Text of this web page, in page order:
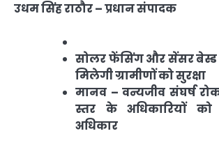
उधम सिंह राठौर – प्रधान संपादक
सोलर फेंसिंग और सेंसर बेस्ड
मिलेगी ग्रामीणों को सुरक्षा
मानव – वन्यजीव संघर्ष
स्तर के अधिकारियों
अधिकार